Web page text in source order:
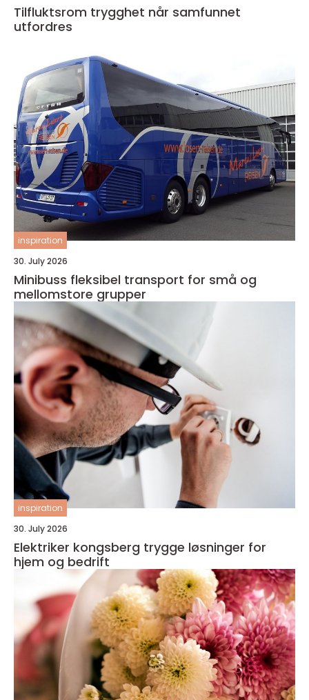
Tilfluktsrom trygghet når samfunnet
utfordres
inspiration
30. July 2026
Minibuss fleksibel transport for små og
mellomstore grupper
inspiration
30. July 2026
Elektriker kongsberg trygge løsninger for
hjem og bedrift